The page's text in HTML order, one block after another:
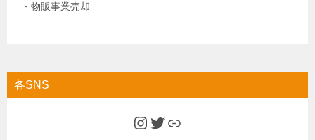
・物販事業売却
各SNS
Instagram
Twitter
Link